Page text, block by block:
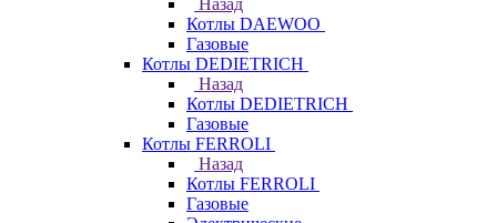
Назад
Котлы DAEWOO
Газовые
Котлы DEDIETRICH
Назад
Котлы DEDIETRICH
Газовые
Котлы FERROLI
Назад
Котлы FERROLI
Газовые